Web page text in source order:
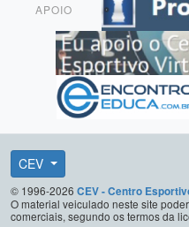
APOIO
CEV
© 1996-2026 CEV - Centro
O material veiculado neste site
comerciais, segundo os termos da